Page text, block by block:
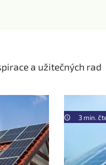
a užitečných rad
3 min.